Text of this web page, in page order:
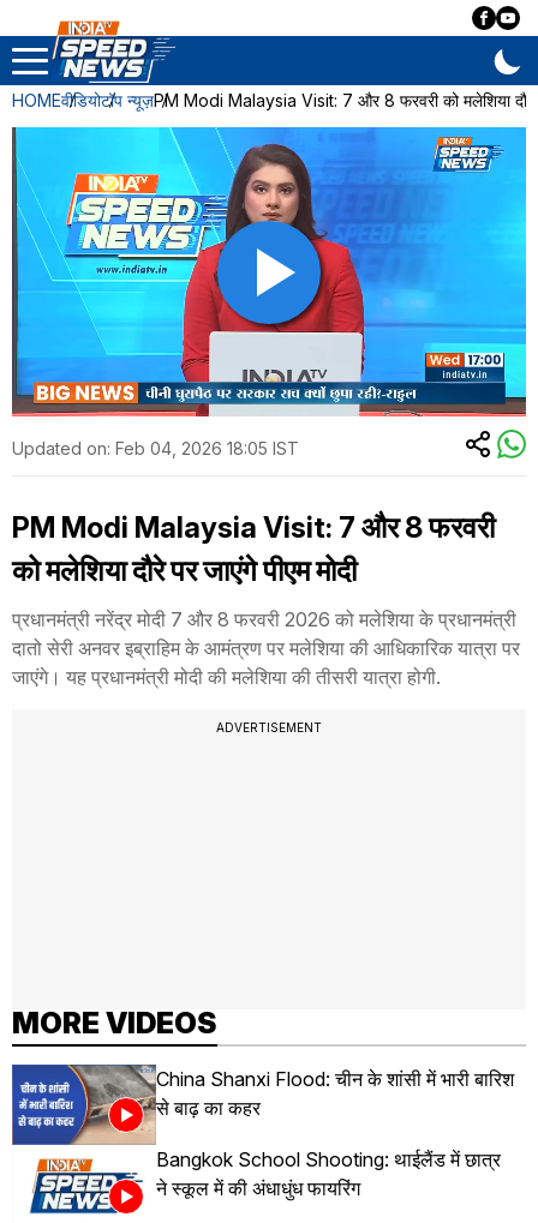
HOMEवीडियोटॉप न्यूज़PM Modi Malaysia Visit: 7 और 8 फरवरी को मलेशिया दौरे
Updated on: Feb 04, 2026 18:05 IST
PM Modi Malaysia Visit: 7 और 8 फरवरी
को मलेशिया दौरे पर जाएंगे पीएम मोदी
प्रधानमंत्री नरेंद्र मोदी 7 और 8 फरवरी 2026 को मलेशिया के प्रधानमंत्री
दातो सेरी अनवर इब्राहिम के आमंत्रण पर मलेशिया की आधिकारिक यात्रा पर
जाएंगे। यह प्रधानमंत्री मोदी की मलेशिया की तीसरी यात्रा होगी.
ADVERTISEMENT
MORE VIDEOS
China Shanxi Flood: चीन के शांसी में भारी बारिश
से बाढ़ का कहर
Bangkok School Shooting: थाईलैंड में छात्र
ने स्कूल में की अंधाधुंध फायरिंग